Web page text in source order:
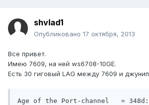
shvlad1
Опубликовано 17 октября, 2013
Все привет.
Имею 7609, на ней ws6708-10GE.
Есть 30 гиговый LAG между 7609 и
Age of the Port-channel   =